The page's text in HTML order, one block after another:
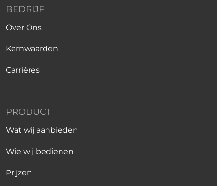
BEDRIJF
Over Ons
Kernwaarden
Carrières
PRODUCT
Wat wij aanbieden
Wie wij bedienen
Prijzen